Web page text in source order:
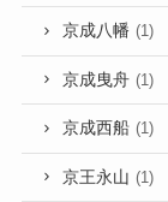
京成八幡 (1)
京成曳舟 (1)
京成西船 (1)
京王永山 (1)